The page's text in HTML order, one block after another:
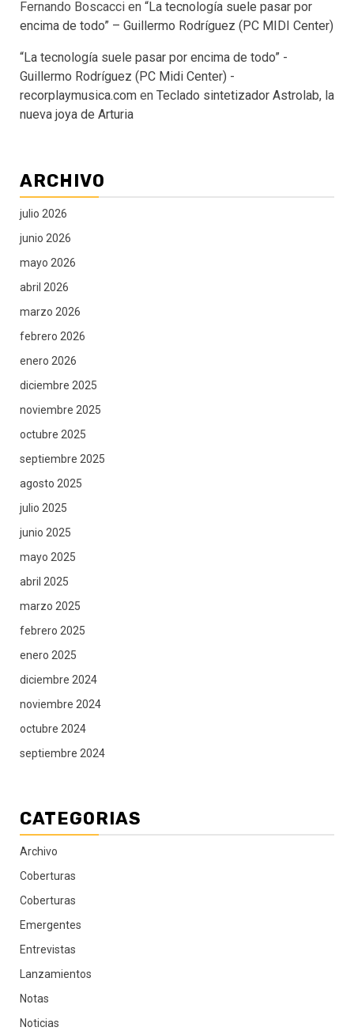
Fernando Boscacci en “La tecnología suele pasar por
encima de todo” – Guillermo Rodríguez (PC MIDI Center)
“La tecnología suele pasar por encima de todo” -
Guillermo Rodríguez (PC Midi Center) -
recorplaymusica.com en Teclado sintetizador Astrolab, la
nueva joya de Arturia
ARCHIVO
julio 2026
junio 2026
mayo 2026
abril 2026
marzo 2026
febrero 2026
enero 2026
diciembre 2025
noviembre 2025
octubre 2025
septiembre 2025
agosto 2025
julio 2025
junio 2025
mayo 2025
abril 2025
marzo 2025
febrero 2025
enero 2025
diciembre 2024
noviembre 2024
octubre 2024
septiembre 2024
CATEGORIAS
Archivo
Coberturas
Coberturas
Emergentes
Entrevistas
Lanzamientos
Notas
Noticias